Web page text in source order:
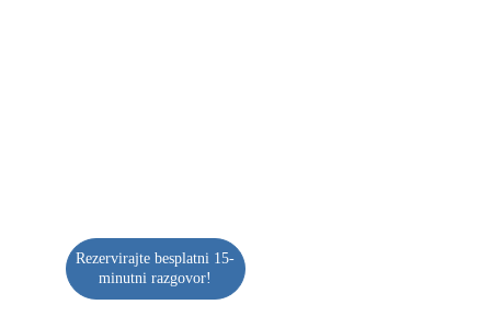
Rezervirajte besplatni 15-
minutni razgovor!